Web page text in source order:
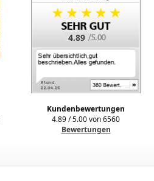
4.89
Kundenbewertungen
4.89/5.00von6560
Bewertungen